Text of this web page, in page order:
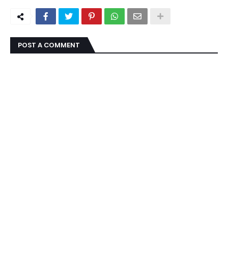
POST A COMMENT